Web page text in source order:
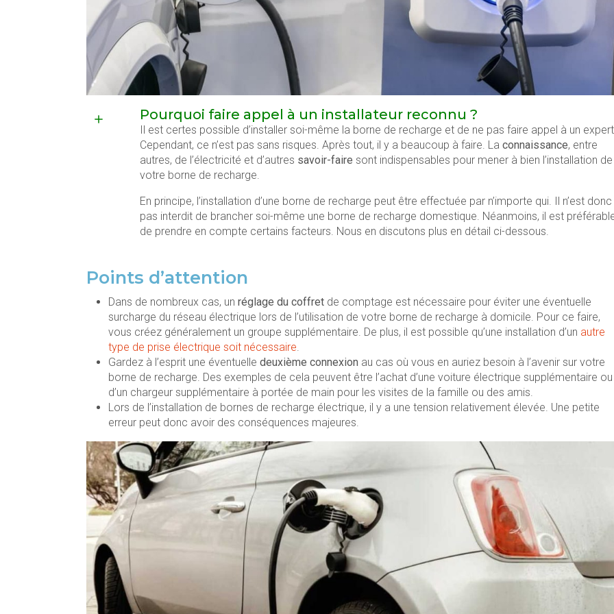
Pourquoi faire appel à un installateur reconnu ?
Il est certes possible d’installer soi-même la borne de recharge et de ne pas faire appel à un
Cependant, ce n’est pas sans risques. Après tout, il y a beaucoup à faire. La connaissance, entre
autres, de l’électricité et d’autres savoir-faire sont indispensables pour mener à bien l’installation de
votre borne de recharge.
En principe, l’installation d’une borne de recharge peut être effectuée par n’importe qui. Il n’est donc
pas interdit de brancher soi-même une borne de recharge domestique. Néanmoins, il est
de prendre en compte certains facteurs. Nous en discutons plus en détail ci-dessous.
Points d’attention
Dans de nombreux cas, un réglage du coffret de comptage est nécessaire pour éviter une éventuelle
surcharge du réseau électrique lors de l’utilisation de votre borne de recharge à domicile. Pour ce faire,
vous créez généralement un groupe supplémentaire. De plus, il est possible qu’une installation d’un autre
type de prise électrique soit nécessaire.
Gardez à l’esprit une éventuelle deuxième connexion au cas où vous en auriez besoin à l’avenir sur votre
borne de recharge. Des exemples de cela peuvent être l’achat d’une voiture électrique supplémentaire ou
d’un chargeur supplémentaire à portée de main pour les visites de la famille ou des amis.
Lors de l’installation de bornes de recharge électrique, il y a une tension relativement élevée. Une petite
erreur peut donc avoir des conséquences majeures.